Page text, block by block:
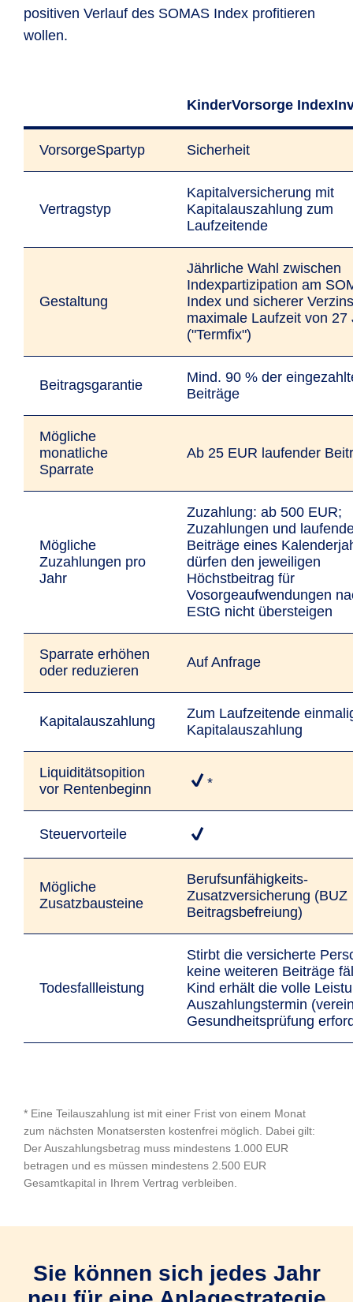
positiven Verlauf des SOMAS Index profitieren
wollen.
KinderVorsorge
VorsorgeSpartyp Sicherheit
Vertragstyp
Kapitalversicherung mit
Kapitalauszahlung zum
Laufzeitende
Gestaltung
Jährliche Wahl zwischen
Indexpartizipation am
Index und sicherer
maximale Laufzeit von 27
("Termfix")
Beitragsgarantie
Mind. 90 % der
Beiträge
Mögliche
monatliche
Sparrate
Ab 25 EUR laufender
Mögliche
Zuzahlungen pro
Jahr
Zuzahlung: ab 500 EUR;
Zuzahlungen und
Beiträge eines
dürfen den jeweiligen
Höchstbeitrag für
Vosorgeaufwendungen
EStG nicht übersteigen
Sparrate erhöhen
oder reduzieren
Auf Anfrage
Kapitalauszahlung
Zum Laufzeitende
Kapitalauszahlung
Liquiditätsopition
vor Rentenbeginn
*
Steuervorteile
Mögliche
Zusatzbausteine
Berufsunfähigkeits-
Zusatzversicherung (BUZ
Beitragsbefreiung)
Todesfallleistung
Stirbt die versicherte
keine weiteren Beiträge
Kind erhält die volle
Auszahlungstermin
Gesundheitsprüfung
* Eine Teilauszahlung ist mit einer Frist von einem Monat
zum nächsten Monatsersten kostenfrei möglich. Dabei gilt:
Der Auszahlungsbetrag muss mindestens 1.000 EUR
betragen und es müssen mindestens 2.500 EUR
Gesamtkapital in Ihrem Vertrag verbleiben.
Sie können sich jedes Jahr